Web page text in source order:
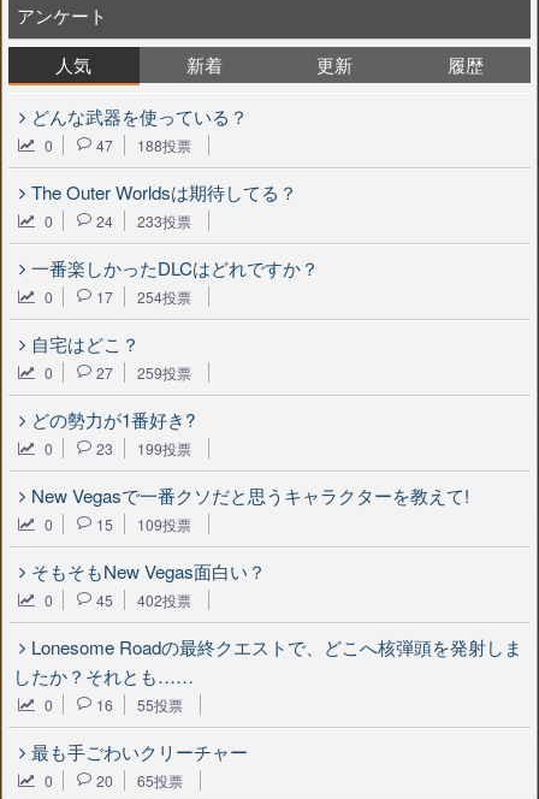
アンケート
人気
新着 更新 履歴
どんな武器を使っている？
0 47 188投票
The Outer Worldsは期待してる？
0 24 233投票
一番楽しかったDLCはどれですか？
0 17 254投票
自宅はどこ？
0 27 259投票
どの勢力が1番好き?
0 23 199投票
New Vegasで一番クソだと思うキャラクターを教えて!
0 15 109投票
そもそもNew Vegas面白い？
0 45 402投票
Lonesome Roadの最終クエストで、どこへ核弾頭を発射しま
したか？それとも……
0 16 55投票
最も手ごわいクリーチャー
0 20 65投票